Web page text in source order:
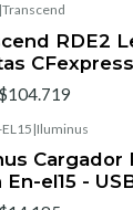
|Transcend
RDE2
EL15 |Iluminus
Cargador
En-el15 -